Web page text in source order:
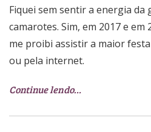
Fiquei sem sentir a energia da
camarotes. Sim, em 2017 e
me proibi assistir a maior
ou pela internet.
Continue lendo…